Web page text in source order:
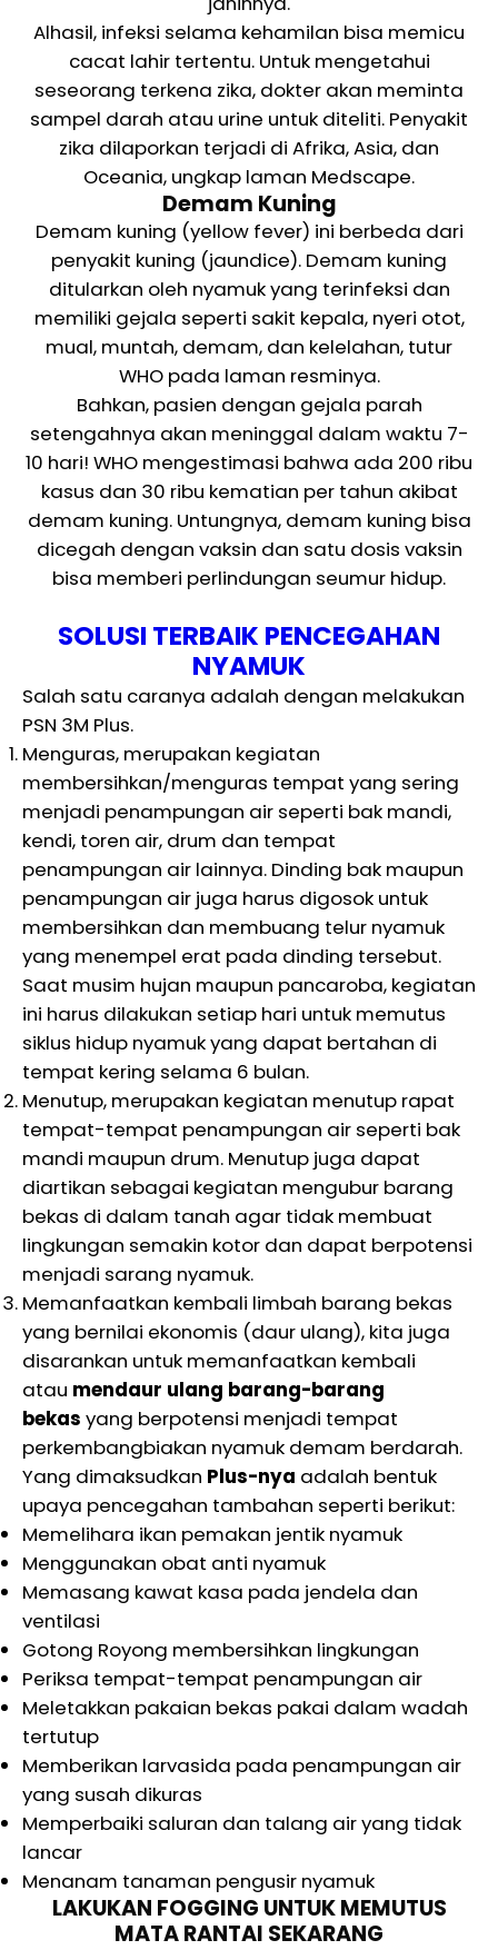
Alhasil, infeksi selama kehamilan bisa memicu
cacat lahir tertentu. Untuk mengetahui
seseorang terkena zika, dokter akan meminta
sampel darah atau urine untuk diteliti. Penyakit
zika dilaporkan terjadi di Afrika, Asia, dan
Oceania, ungkap laman Medscape.
Demam Kuning
Demam kuning (yellow fever) ini berbeda dari
penyakit kuning (jaundice). Demam kuning
ditularkan oleh nyamuk yang terinfeksi dan
memiliki gejala seperti sakit kepala, nyeri otot,
mual, muntah, demam, dan kelelahan, tutur
WHO pada laman resminya.
Bahkan, pasien dengan gejala parah
setengahnya akan meninggal dalam waktu 7-
10 hari! WHO mengestimasi bahwa ada 200 ribu
kasus dan 30 ribu kematian per tahun akibat
demam kuning. Untungnya, demam kuning bisa
dicegah dengan vaksin dan satu dosis vaksin
bisa memberi perlindungan seumur hidup.
SOLUSI TERBAIK PENCEGAHAN
NYAMUK
Salah satu caranya adalah dengan melakukan
PSN 3M Plus.
Menguras, merupakan kegiatan
membersihkan/menguras tempat yang sering
menjadi penampungan air seperti bak mandi,
kendi, toren air, drum dan tempat
penampungan air lainnya. Dinding bak maupun
penampungan air juga harus digosok untuk
membersihkan dan membuang telur nyamuk
yang menempel erat pada dinding tersebut.
Saat musim hujan maupun pancaroba, kegiatan
ini harus dilakukan setiap hari untuk memutus
siklus hidup nyamuk yang dapat bertahan di
tempat kering selama 6 bulan.
Menutup, merupakan kegiatan menutup rapat
tempat-tempat penampungan air seperti bak
mandi maupun drum. Menutup juga dapat
diartikan sebagai kegiatan mengubur barang
bekas di dalam tanah agar tidak membuat
lingkungan semakin kotor dan dapat berpotensi
menjadi sarang nyamuk.
Memanfaatkan kembali limbah barang bekas
yang bernilai ekonomis (daur ulang), kita juga
disarankan untuk memanfaatkan kembali
atau mendaur ulang barang-barang
bekas yang berpotensi menjadi tempat
perkembangbiakan nyamuk demam berdarah.
Yang dimaksudkan Plus-nya adalah bentuk
upaya pencegahan tambahan seperti berikut:
Memelihara ikan pemakan jentik nyamuk
Menggunakan obat anti nyamuk
Memasang kawat kasa pada jendela dan
ventilasi
Gotong Royong membersihkan lingkungan
Periksa tempat-tempat penampungan air
Meletakkan pakaian bekas pakai dalam wadah
tertutup
Memberikan larvasida pada penampungan air
yang susah dikuras
Memperbaiki saluran dan talang air yang tidak
lancar
Menanam tanaman pengusir nyamuk
LAKUKAN FOGGING UNTUK MEMUTUS
MATA RANTAI SEKARANG